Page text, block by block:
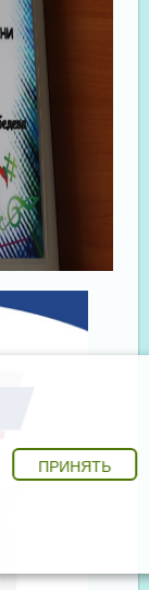
ПРИНЯТЬ